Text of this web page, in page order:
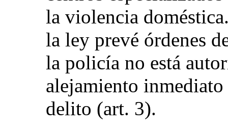
la violencia
la ley prevé órdenes
la policía no está
alejamiento
delito (art. 3).